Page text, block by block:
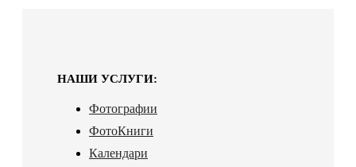
НАШИ УСЛУГИ:
Фотографии
ФотоКниги
Календари